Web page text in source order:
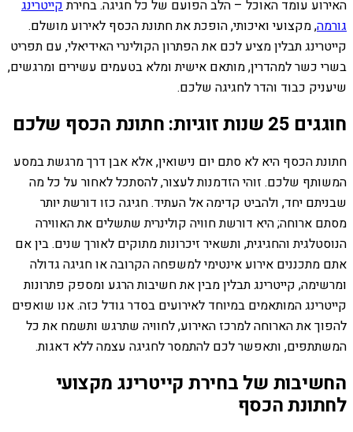
האירוע עומד האוכל – הלב הפועם של כל חגיגה. בחירתקייטרינג
גורמה, מקצועי ואיכותי, הופכת את חתונת הכסף לאירוע מושלם.
קייטרינג תבלין מציע לכם את הפתרון הקולינרי האידיאלי, עם תפריט
בשרי כשר למהדרין, מותאם אישית ומלא בטעמים עשירים ומרגשים,
שיעניק כבוד והדר לחגיגה שלכם.
חוגגים 25 שנות זוגיות: חתונת הכסף שלכם
חתונת הכסף היא לא סתם יום נישואין, אלא אבן דרך מרגשת במסע
המשותף שלכם. זוהי הזדמנות לעצור, להסתכל לאחור על כל מה
שבניתם יחד, ולהביט קדימה אל העתיד. חגיגה כזו דורשת יותר
מסתם ארוחה; היא דורשת חוויה קולינרית שתשלים את האווירה
הנוסטלגית והחגיגית, ותשאיר זיכרונות מתוקים לאורך שנים. בין אם
אתם מתכננים אירוע אינטימי למשפחה הקרובה או חגיגה גדולה
ומרשימה, קייטרינג תבלין מבין את חשיבות הרגע ומספק פתרונות
קייטרינג המותאמים במיוחד לאירועים בסדר גודל כזה. אנו שואפים
להפוך את הארוחה למרכז האירוע, לחוויה שתרגש ותשמח את כל
המשתתפים, ותאפשר לכם להתמסר לחגיגה עצמה ללא דאגות.
החשיבות של בחירת קייטרינג מקצועי
לחתונת הכסף